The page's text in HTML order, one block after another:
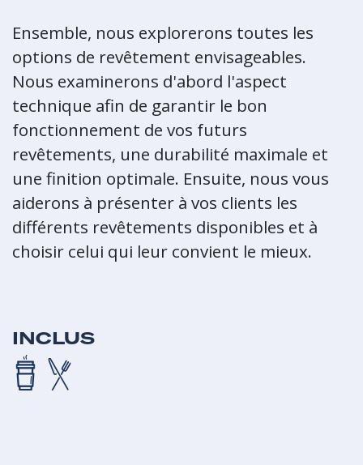
Ensemble, nous explorerons toutes les
options de revêtement envisageables.
Nous examinerons d'abord l'aspect
technique afin de garantir le bon
fonctionnement de vos futurs
revêtements, une durabilité maximale et
une finition optimale. Ensuite, nous vous
aiderons à présenter à vos clients les
différents revêtements disponibles et à
choisir celui qui leur convient le mieux.
INCLUS